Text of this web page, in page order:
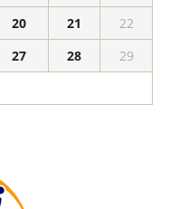
20 21
22
27 28
29